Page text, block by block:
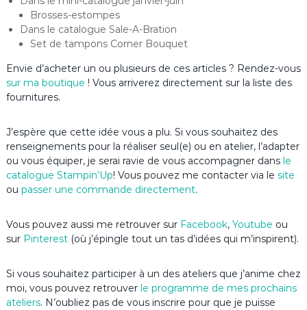
Brosses-estompes
Dans le catalogue Sale-A-Bration
Set de tampons Corner Bouquet
Envie d’acheter un ou plusieurs de ces articles ? Rendez-vous
sur ma boutique ! Vous arriverez directement sur la liste des
fournitures.
J’espère que cette idée vous a plu. Si vous souhaitez des
renseignements pour la réaliser seul(e) ou en atelier, l’adapter
ou vous équiper, je serai ravie de vous accompagner dans le
catalogue Stampin’Up! Vous pouvez me contacter via le site
ou passer une commande directement.
Vous pouvez aussi me retrouver sur Facebook, Youtube ou
sur Pinterest (où j’épingle tout un tas d’idées qui m’inspirent).
Si vous souhaitez participer à un des ateliers que j’anime chez
moi, vous pouvez retrouver le programme de mes prochains
ateliers. N’oubliez pas de vous inscrire pour que je puisse